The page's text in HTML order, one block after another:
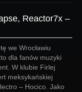
Reactor7x –
we Wrocławiu
dla fanów muzyki
W klubie Firlej
meksykańskiej
– Hocico. Jako